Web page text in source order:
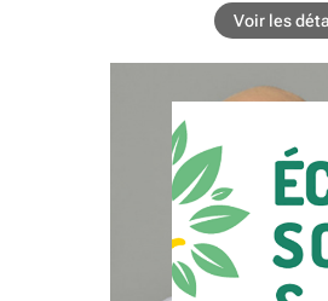
Voir les
COMMISSIONS
communication,
humaines,
europeens,
internationale,
GROUPE INTER-
Finances,